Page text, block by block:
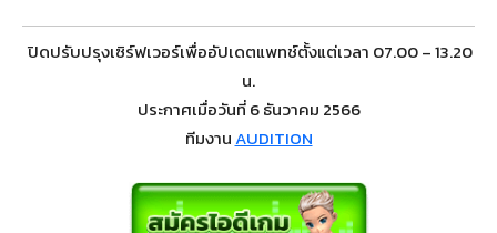
ปิดปรับปรุงเซิร์ฟเวอร์เพื่ออัปเดตแพทช์ตั้งแต่เวลา 07.00 – 13.20
น.
ประกาศเมื่อวันที่ 6 ธันวาคม 2566
ทีมงานAUDITION